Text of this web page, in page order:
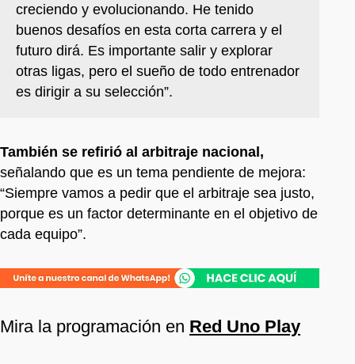
creciendo y evolucionando. He tenido
buenos desafíos en esta corta carrera y el
futuro dirá. Es importante salir y explorar
otras ligas, pero el sueño de todo entrenador
es dirigir a su selección”.
También se refirió al arbitraje nacional,
señalando que es un tema pendiente de mejora:
“Siempre vamos a pedir que el arbitraje sea justo,
porque es un factor determinante en el objetivo de
cada equipo”.
Mira la programación en Red Uno Play